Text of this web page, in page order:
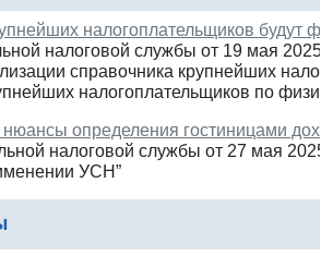
налогоплательщиков будут
налоговой службы от 19 мая
справочника крупнейших
налогоплательщиков по
определения гостиницами
налоговой службы от 27 мая
УСН”